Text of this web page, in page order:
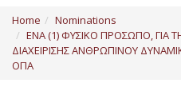
Profile
Regulation
Home
Nominations
ΕΝΑ (1) ΦΥΣΙΚΟ ΠΡΟΣΩΠΟ, ΓΙΑ
ΔΙΑΧΕΙΡΙΣΗΣ ΑΝΘΡΩΠΙΝΟΥ
ΟΠΑ